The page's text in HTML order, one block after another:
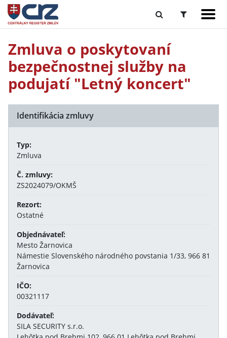
Zmluva o poskytovaní
bezpečnostnej služby na
podujatí "Letný koncert"
Identifikácia zmluvy
Typ:
Zmluva
Č. zmluvy:
ZS2024079/OKMŠ
Rezort:
Ostatné
Objednávateľ:
Mesto Žarnovica
Námestie Slovenského národného povstania 1/33, 966 81
Žarnovica
IČO:
00321117
Dodávateľ:
SILA SECURITY s.r.o.